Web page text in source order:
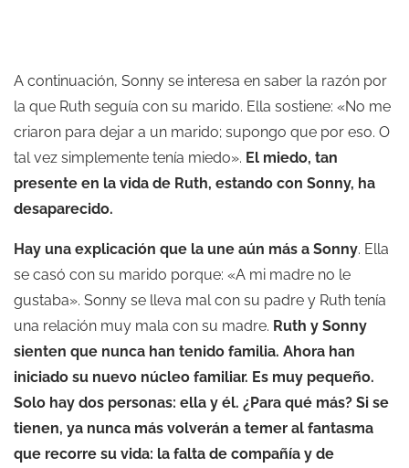
A continuación, Sonny se interesa en saber la razón por
la que Ruth seguía con su marido. Ella sostiene: «No me
criaron para dejar a un marido; supongo que por eso. O
tal vez simplemente tenía miedo». El miedo, tan
presente en la vida de Ruth, estando con Sonny, ha
desaparecido.
Hay una explicación que la une aún más a Sonny. Ella
se casó con su marido porque: «A mi madre no le
gustaba». Sonny se lleva mal con su padre y Ruth tenía
una relación muy mala con su madre. Ruth y Sonny
sienten que nunca han tenido familia. Ahora han
iniciado su nuevo núcleo familiar. Es muy pequeño.
Solo hay dos personas: ella y él. ¿Para qué más? Si se
tienen, ya nunca más volverán a temer al fantasma
que recorre su vida: la falta de compañía y de